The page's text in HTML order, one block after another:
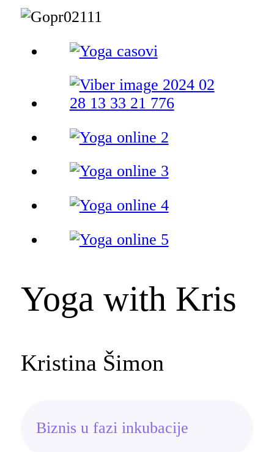
Yoga with Kris
Kristina Šimon
Biznis u fazi inkubacije